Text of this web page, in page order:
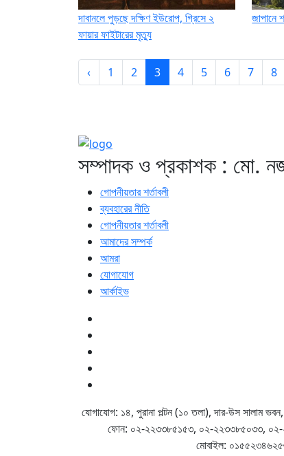
দাবানলে পুড়ছে দক্ষিণ ইউরোপ, গ্রিসে ২
ফায়ার ফাইটারের মৃত্যু
জাপানে
‹ 1 2 3 4 5 6 7 8
সম্পাদক ও প্রকাশক : মো.
গোপনীয়তার শর্তাবলী
ব্যবহারের নীতি
গোপনীয়তার শর্তাবলী
আমাদের সম্পর্ক
আমরা
যোগাযোগ
আর্কাইভ
যোগাযোগ: ১৪, পুরানা পল্টন (১০ তলা), দার-উস সালাম
ফোন: ০২-২২৩৩৮৫১৫৩, ০২-২২৩৩৮৫০৩৩,
মোবাইল: